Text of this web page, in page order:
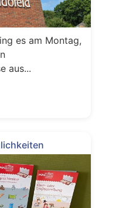
es am Montag,
aus...